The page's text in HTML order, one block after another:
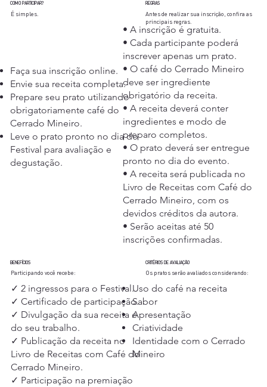
COMO PARTICIPAR?
É simples.
Faça sua inscrição online.
Envie sua receita completa.
Prepare seu prato utilizando
obrigatoriamente café do
Cerrado Mineiro.
Leve o prato pronto no dia do
Festival para avaliação e
degustação.
REGRAS
Antes de realizar sua inscrição, confira as
principais regras.
• A inscrição é gratuita.
• Cada participante poderá
inscrever apenas um prato.
• O café do Cerrado Mineiro
deve ser ingrediente
obrigatório da receita.
• A receita deverá conter
ingredientes e modo de
preparo completos.
• O prato deverá ser entregue
pronto no dia do evento.
• A receita será publicada no
Livro de Receitas com Café do
Cerrado Mineiro, com os
devidos créditos da autora.
• Serão aceitas até 50
inscrições confirmadas.
BENEFÍCIOS
Participando você recebe:
✓ 2 ingressos para o Festival.
✓ Certificado de participação.
✓ Divulgação da sua receita e
do seu trabalho.
✓ Publicação da receita no
Livro de Receitas com Café do
Cerrado Mineiro.
✓ Participação na premiação
CRITÉRIOS DE AVALIAÇÃO
Os pratos serão avaliados considerando:
Uso do café na receita
Sabor
Apresentação
Criatividade
Identidade com o Cerrado
Mineiro